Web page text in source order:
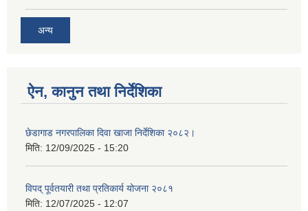
अन्य
ऐन, कानुन तथा निर्देशिका
छेडागाड नगरपालिका दिवा खाजा निर्देशिका २०८२।
मिति: 12/09/2025 - 15:20
विपद् पूर्वतयारी तथा प्रतिकार्य योजना २०८१
मिति: 12/07/2025 - 12:07